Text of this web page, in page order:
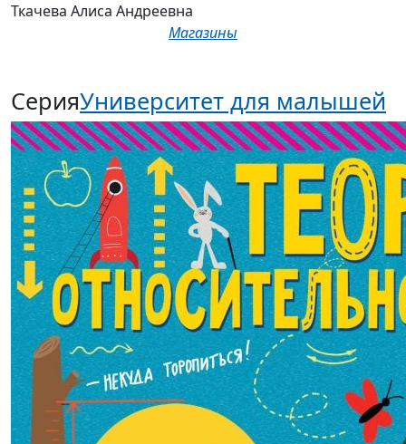
Ткачева Алиса Андреевна
Магазины
СерияУниверситет для малышей